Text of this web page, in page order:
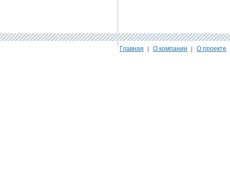
Главная О компании О проекте